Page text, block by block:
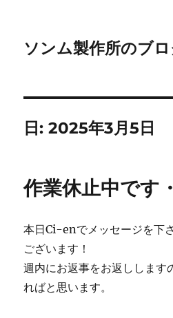
ソンム製作所のブ
日:2025年3月5日
作業休止中です
本日Ci-enでメッセージを下
ございます！
週内にお返事をお返しします
ればと思います。